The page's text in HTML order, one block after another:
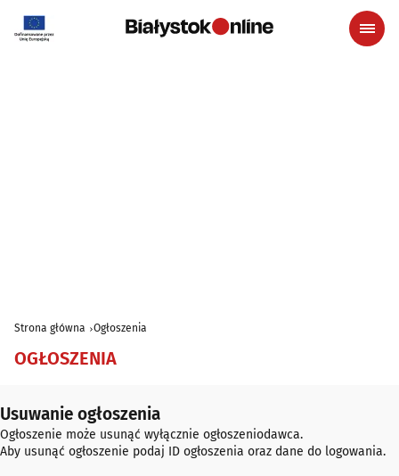
Strona główna Ogłoszenia
OGŁOSZENIA
Usuwanie ogłoszenia
Ogłoszenie może usunąć wyłącznie ogłoszeniodawca.
Aby usunąć ogłoszenie podaj ID ogłoszenia oraz dane do logowania.